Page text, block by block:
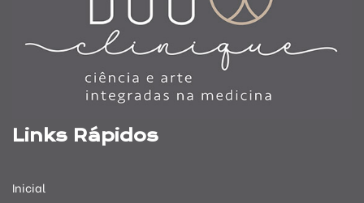
Links Rápidos
Inicial